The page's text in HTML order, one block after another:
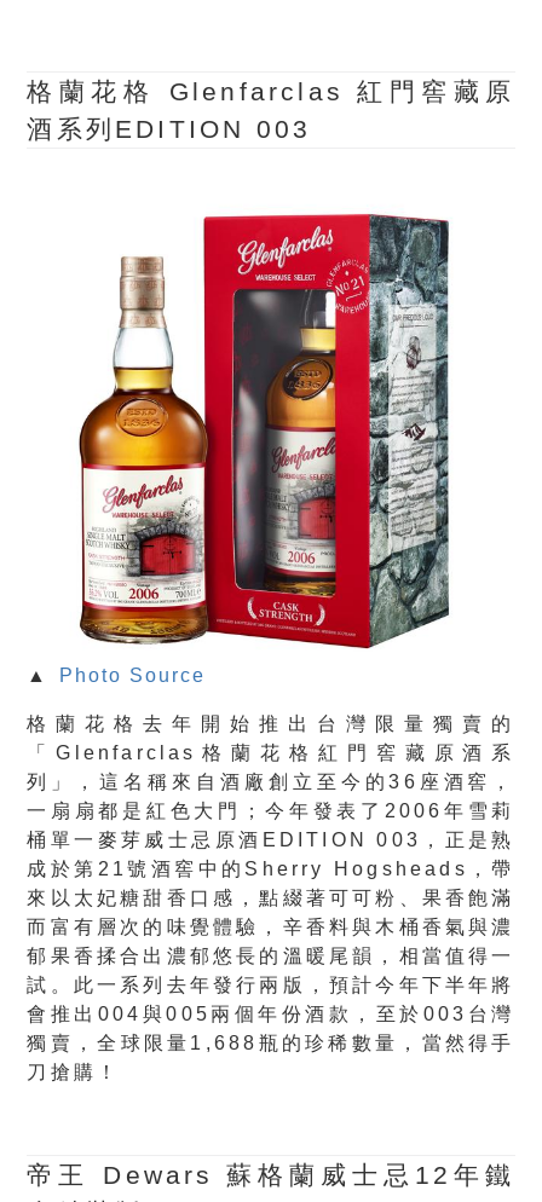
格蘭花格 Glenfarclas 紅門窖藏原
酒系列EDITION 003
▲ Photo Source
格蘭花格去年開始推出台灣限量獨賣的
「Glenfarclas格蘭花格紅門窖藏原酒系
列」，這名稱來自酒廠創立至今的36座酒窖，
一扇扇都是紅色大門；今年發表了2006年雪莉
桶單一麥芽威士忌原酒EDITION 003，正是熟
成於第21號酒窖中的Sherry Hogsheads，帶
來以太妃糖甜香口感，點綴著可可粉、果香飽滿
而富有層次的味覺體驗，辛香料與木桶香氣與濃
郁果香揉合出濃郁悠長的溫暖尾韻，相當值得一
試。此一系列去年發行兩版，預計今年下半年將
會推出004與005兩個年份酒款，至於003台灣
獨賣，全球限量1,688瓶的珍稀數量，當然得手
刀搶購！
帝王 Dewars 蘇格蘭威士忌12年鐵